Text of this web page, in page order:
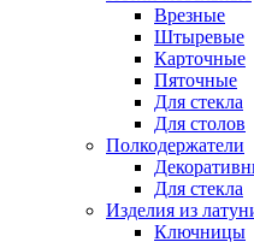
Врезные
Штыревые
Карточные
Пяточные
Для стекла
Для столов
Полкодержатели
Для стекла
Изделия из
Ключницы